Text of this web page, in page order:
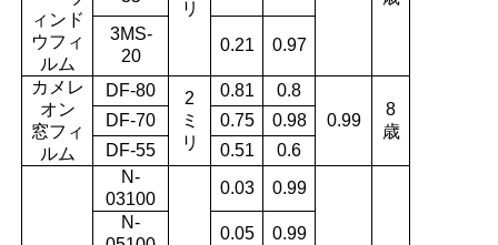
ィンド
ウフィ
ルム
リ
3MS-
20
0.21 0.97
カメレ
オン
窓フィ
ルム
DF-80
2
ミ
リ
0.81
0.8
0.99
8
歳
DF-70 0.75
0.98
DF-55
0.51 0.6
N-
03100
0.03 0.99
N-
0.05
0.99